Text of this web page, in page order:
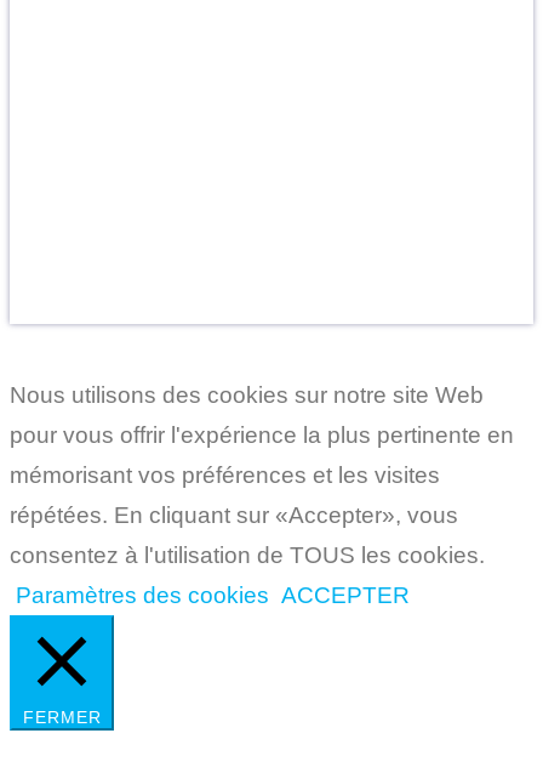
Nous utilisons des cookies sur notre site Web
pour vous offrir l'expérience la plus pertinente en
mémorisant vos préférences et les visites
répétées. En cliquant sur «Accepter», vous
consentez à l'utilisation de TOUS les cookies.
Paramètres des cookies ACCEPTER
FERMER